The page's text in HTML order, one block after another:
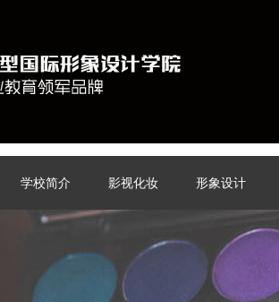
学校简介 影视化妆 形象设计